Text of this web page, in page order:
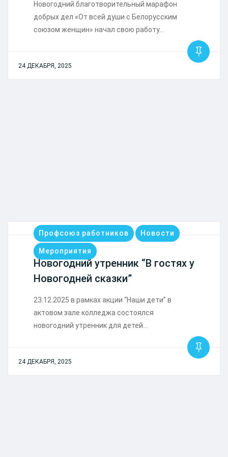
Новогодний благотворительный марафон
добрых дел «От всей души с Белорусским
союзом женщин» начал свою работу…
24 ДЕКАБРЯ, 2025
Профсоюз работников Новости
Мероприятия
Новогодний утренник “В гостях у
Новогодней сказки”
23.12.2025 в рамках акции “Наши дети” в
актовом зале колледжа состоялся
новогодний утренник для детей…
24 ДЕКАБРЯ, 2025